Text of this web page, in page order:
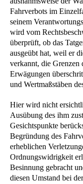
Fahrverbots im
seinem
wird vom
überprüft, ob das
ausgeübt hat, weil er
verkannt, die Grenzen
Erwägungen
und Wertmaßstäben
Hier wird nicht
Ausübung des ihm
Gesichtspunkte
Begründung des
erheblichen
Ordnungswidrigkeit
Besinnung gebracht
diesen Umstand bei